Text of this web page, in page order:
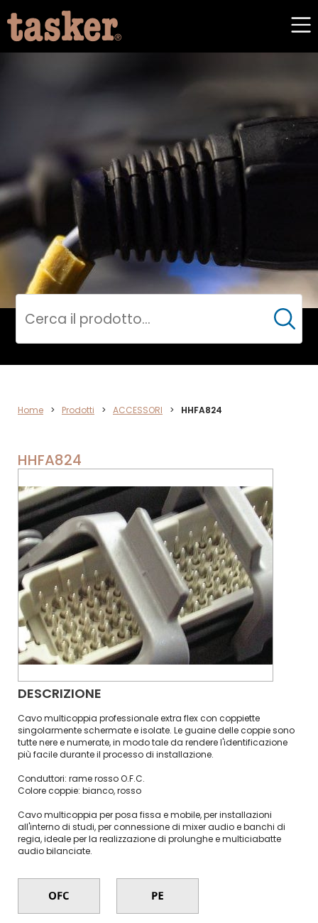
ACCESSORI
Cerca
Home > Prodotti > ACCESSORI > HHFA824
HHFA824
DESCRIZIONE
Cavo multicoppia professionale extra flex con coppiette
singolarmente schermate e isolate. Le guaine delle coppie sono
tutte nere e numerate, in modo tale da rendere l'identificazione
più facile durante il processo di installazione.
Conduttori: rame rosso O.F.C.
Colore coppie: bianco, rosso
Cavo multicoppia per posa fissa e mobile, per installazioni
all'interno di studi, per connessione di mixer audio e banchi di
regia, ideale per la realizzazione di prolunghe e multiciabatte
audio bilanciate.